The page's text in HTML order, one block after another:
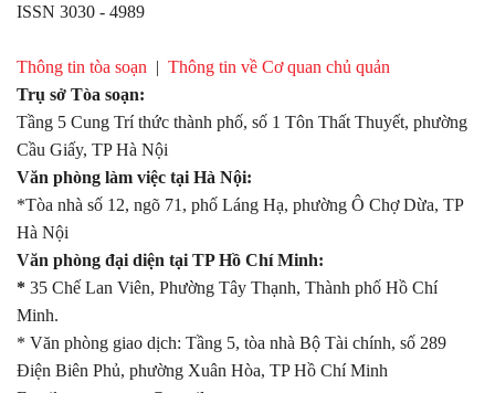
ISSN 3030 - 4989
Thông tin tòa soạn | Thông tin về Cơ quan chủ quản
Trụ sở Tòa soạn:
Tầng 5 Cung Trí thức thành phố, số 1 Tôn Thất Thuyết, phường
Cầu Giấy, TP Hà Nội
Văn phòng làm việc tại Hà Nội:
*Tòa nhà số 12, ngõ 71, phố Láng Hạ, phường Ô Chợ Dừa, TP
Hà Nội
Văn phòng đại diện tại TP Hồ Chí Minh:
* 35 Chế Lan Viên, Phường Tây Thạnh, Thành phố Hồ Chí
Minh.
* Văn phòng giao dịch: Tầng 5, tòa nhà Bộ Tài chính, số 289
Điện Biên Phủ, phường Xuân Hòa, TP Hồ Chí Minh